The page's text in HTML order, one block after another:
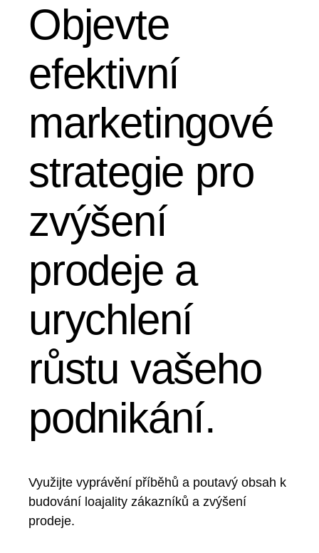
Objevte
efektivní
marketingové
strategie pro
zvýšení
prodeje a
urychlení
růstu vašeho
podnikání.
Využijte vyprávění příběhů a poutavý obsah k
budování loajality zákazníků a zvýšení
prodeje.